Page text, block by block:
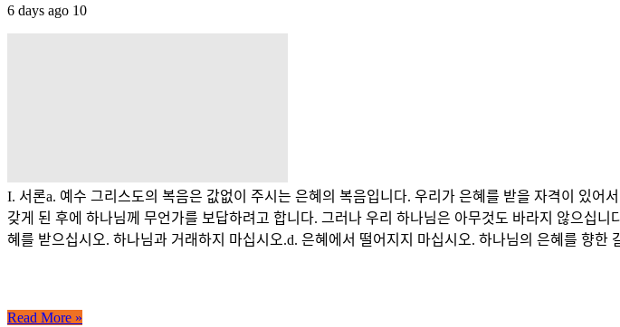
6 days ago 10
I. 서론a. 예수 그리스도의 복음은 값없이 주시는 은혜의 복음입니다. 우리가 은혜를 받을 자격이 있
갖게 된 후에 하나님께 무언가를 보답하려고 합니다. 그러나 우리 하나님은 아무것도 바라지 않으십
혜를 받으십시오. 하나님과 거래하지 마십시오.d. 은혜에서 떨어지지 마십시오. 하나님의 은혜를 향한
Read More »